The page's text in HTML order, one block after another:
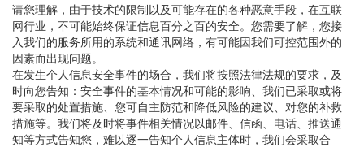
请您理解，由于技术的限制以及可能存在的各种恶意手段，在互联
网行业，不可能始终保证信息百分之百的安全。您需要了解，您接
入我们的服务所用的系统和通讯网络，有可能因我们可控范围外的
因素而出现问题。
在发生个人信息安全事件的场合，我们将按照法律法规的要求，及
时向您告知：安全事件的基本情况和可能的影响、我们已采取或将
要采取的处置措施、您可自主防范和降低风险的建议、对您的补救
措施等。我们将及时将事件相关情况以邮件、信函、电话、推送通
知等方式告知您，难以逐一告知个人信息主体时，我们会采取合